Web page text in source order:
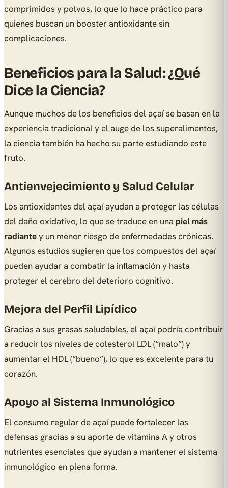
comprimidos y polvos, lo que lo hace práctico para
quienes buscan un booster antioxidante sin
complicaciones.
Beneficios para la Salud: ¿Qué
Dice la Ciencia?
Aunque muchos de los beneficios del açaí se basan en la
experiencia tradicional y el auge de los superalimentos,
la ciencia también ha hecho su parte estudiando este
fruto.
Antienvejecimiento y Salud Celular
Los antioxidantes del açaí ayudan a proteger las células
del daño oxidativo, lo que se traduce en una piel más
radiantey un menor riesgo de enfermedades crónicas.
Algunos estudios sugieren que los compuestos del açaí
pueden ayudar a combatir la inflamación y hasta
proteger el cerebro del deterioro cognitivo.
Mejora del Perfil Lipídico
Gracias a sus grasas saludables, el açaí podría contribuir
a reducir los niveles de colesterol LDL (“malo”) y
aumentar el HDL (“bueno”), lo que es excelente para tu
corazón.
Apoyo al Sistema Inmunológico
El consumo regular de açaí puede fortalecer las
defensas gracias a su aporte de vitamina A y otros
nutrientes esenciales que ayudan a mantener el sistema
inmunológico en plena forma.